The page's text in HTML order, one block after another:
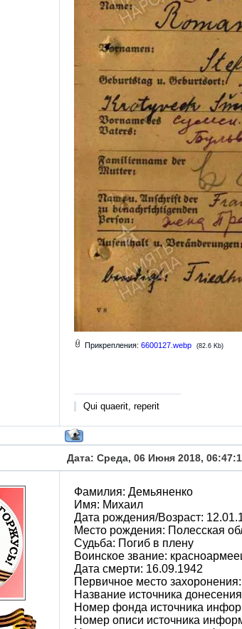
Прикрепления: 6600127.webp (82.6 Kb)
Qui quaerit, reperit
Дата: Среда, 06 Июня 2018,
Фамилия: Демьяненко
Имя: Михаил
Дата рождения/Возраст:
Место рождения: Полесская
Судьба: Погиб в плену
Воинское звание:
Дата смерти: 16.09.1942
Первичное место
Название источника
Номер фонда источника
Номер описи источника